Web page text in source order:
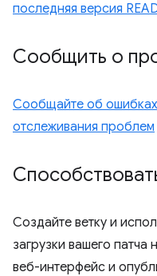
последняя версия
Сообщить о
Сообщайте об
отслеживания проблем
Создайте ветку и
загрузки вашего патча
веб-интерфейс и